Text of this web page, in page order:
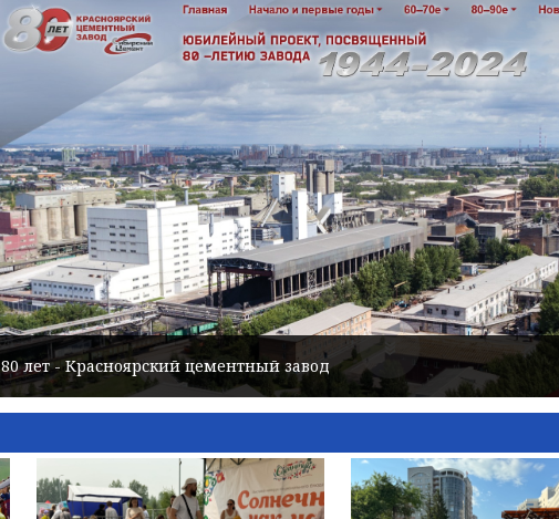
80 лет - Красноярский цементный завод